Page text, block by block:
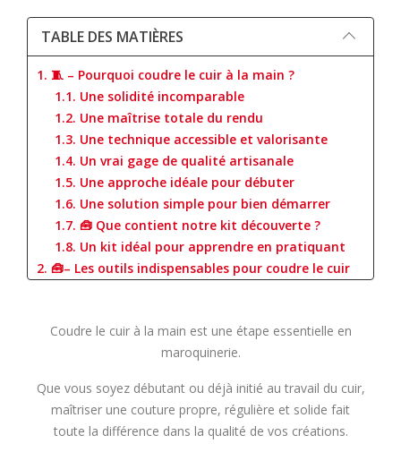
TABLE DES MATIÈRES
1. 🧵 – Pourquoi coudre le cuir à la main ?
1.1. Une solidité incomparable
1.2. Une maîtrise totale du rendu
1.3. Une technique accessible et valorisante
1.4. Un vrai gage de qualité artisanale
1.5. Une approche idéale pour débuter
1.6. Une solution simple pour bien démarrer
1.7. 🧰 Que contient notre kit découverte ?
1.8. Un kit idéal pour apprendre en pratiquant
2. 🧰– Les outils indispensables pour coudre le cuir
3.1. 📐 Tracer une ligne de couture régulière
3.2. ✒️ Marquer la ligne de couture
4.1. 🔨 Les griffes à frapper : rapidité et
régularité
4.2. 🎯 Pourquoi combiner alêne et griffe
Coudre le cuir à la main est une étape essentielle en
maroquinerie.
Que vous soyez débutant ou déjà initié au travail du cuir,
maîtriser une couture propre, régulière et solide fait
toute la différence dans la qualité de vos créations.